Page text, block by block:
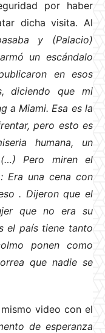
por haber
dicha visita. Al
y (Palacio)
un escándalo
en esos
diciendo que mi
a Miami. Esa es la
pero esto es
humana, un
(…) Pero miren el
Era una cena con
. Dijeron que el
que no era su
el país tiene tanto
ponen como
que nadie se
mismo video con el
de esperanza